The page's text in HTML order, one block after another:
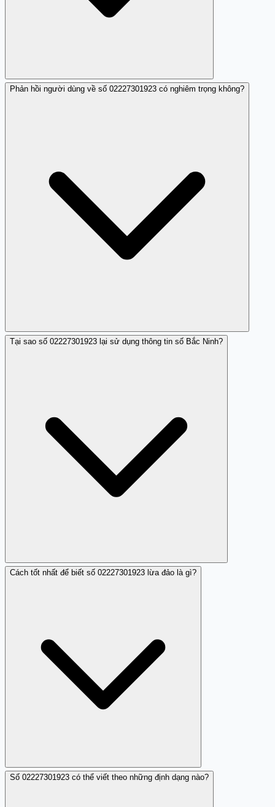
Không, số điện thoại này được xác định là số lừa đảo và
Phản hồi người dùng về số 02227301923 có nghiêm trọng không?
Phản hồi cho thấy số này sử dụng thông tin giả mạo, gây
Tại sao số 02227301923 lại sử dụng thông tin số Bắc Ninh?
Có thể để tạo sự tin tưởng giả mạo để lừa đảo các nạn
Cách tốt nhất để biết số 02227301923 lừa đảo là gì?
Tham khảo thông tin trên các trang web uy tín như
Số 02227301923 có thể viết theo những định dạng nào?